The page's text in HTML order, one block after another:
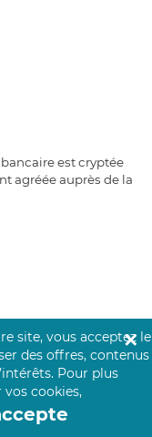
est cryptée
agréée auprès de la
site, vous acceptez le
des offres, contenus
Pour plus
cookies,
✕